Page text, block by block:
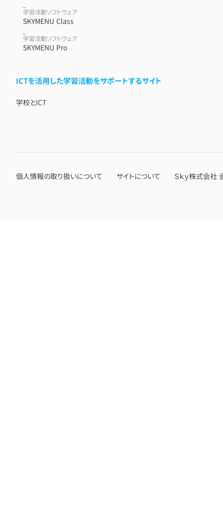
学習活動ソフトウェア
SKYMENU Class
学習活動ソフトウェア
SKYMENU Pro
ICTを活用した学習活動をサポートするサイト
学校とICT
個人情報の取り扱いについて サイトについて Ｓｋｙ株式会社